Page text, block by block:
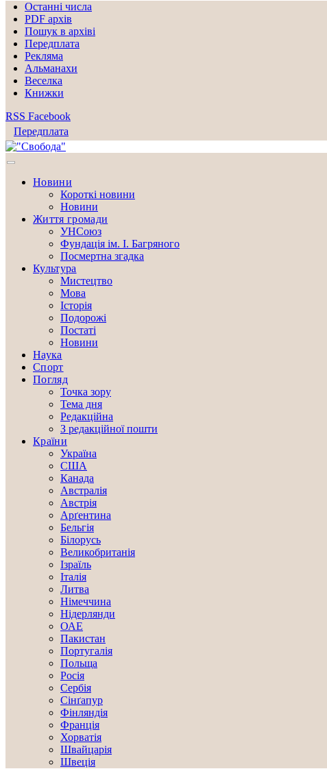
Останні числа
PDF архів
Пошук в архіві
Передплата
Рекляма
Альманахи
Веселка
Книжки
RSS Facebook
Передплата
Новини
Короткі новини
Новини
Життя громади
УНСоюз
Фундація ім. І. Багряного
Посмертна згадка
Культура
Мистецтво
Мова
Історія
Подорожі
Постаті
Новини
Наука
Спорт
Погляд
Точка зору
Тема дня
Редакційна
З редакційної пошти
Країни
Україна
США
Канада
Австралія
Австрія
Арґентина
Бельгія
Білорусь
Великобританія
Ізраїль
Італія
Литва
Німеччина
Нідерлянди
ОАЕ
Пакистан
Португалія
Польща
Росія
Сербія
Сінґапур
Фінляндія
Франція
Хорватія
Швайцарія
Швеція